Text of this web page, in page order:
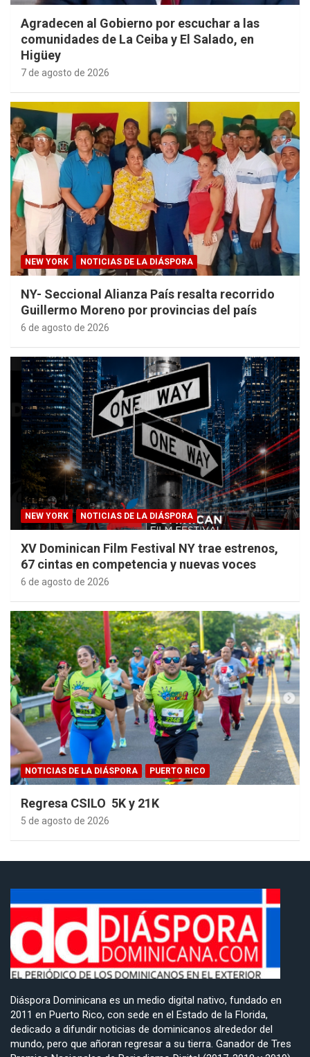
Agradecen al Gobierno por escuchar a las
comunidades de La Ceiba y El Salado, en
Higüey
7 de agosto de 2026
NEW YORK NOTICIAS DE LA DIÁSPORA
NY- Seccional Alianza País resalta recorrido
Guillermo Moreno por provincias del país
6 de agosto de 2026
NEW YORK NOTICIAS DE LA DIÁSPORA
XV Dominican Film Festival NY trae estrenos,
67 cintas en competencia y nuevas voces
6 de agosto de 2026
NOTICIAS DE LA DIÁSPORA PUERTO RICO
Regresa CSILO 5K y 21K
5 de agosto de 2026
Diáspora Dominicana es un medio digital nativo, fundado en
2011 en Puerto Rico, con sede en el Estado de la Florida,
dedicado a difundir noticias de dominicanos alrededor del
mundo, pero que añoran regresar a su tierra. Ganador de Tres